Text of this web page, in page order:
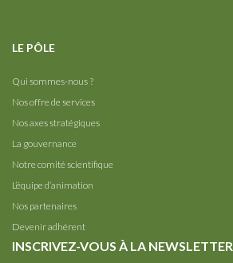
LE PÔLE
Qui sommes-nous ?
Nos offre de services
Nos axes stratégiques
La gouvernance
Notre comité scientifique
L’équipe d’animation
Nos partenaires
Devenir adhérent
INSCRIVEZ-VOUS À LA NEWSLETTER